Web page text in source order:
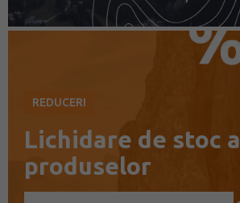
REDUCERI
Lichidare de stoc a
produselor